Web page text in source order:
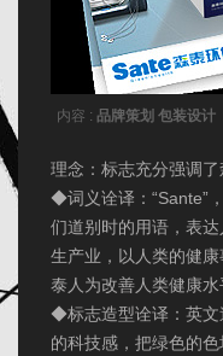
内容 : 品牌策划 包装设计
理念：标志充分强调
◆词义诠译：“Sante”
们道别时的用语，表
生产业，以人类的健
泰人为改善人类健康水
◆标志造型诠译：英文
的科技感，把绿色的